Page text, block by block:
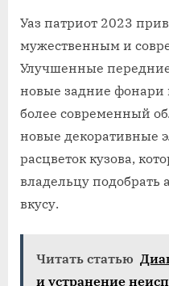
Уаз патриот 2023
мужественным и
Улучшенные
новые задние
более современный
новые декоративные
расцветок кузова,
владельцу подобрать
вкусу.
Читать статью
и устранение